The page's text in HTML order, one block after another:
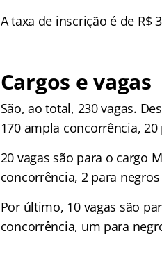
A taxa de inscrição é de R$
Cargos e vagas
São, ao total, 230 vagas.
170 ampla concorrência,
20 vagas são para o cargo
concorrência, 2 para
Por último, 10 vagas são
concorrência, um para